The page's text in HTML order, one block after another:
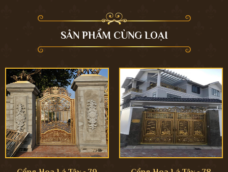
SẢN PHẨM CÙNG LOẠI